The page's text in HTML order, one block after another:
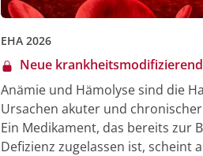
EHA 2026
Neue
Anämie und Hämolyse sind die
Ursachen akuter und
Ein Medikament, das bereits zur
Defizienz zugelassen ist,